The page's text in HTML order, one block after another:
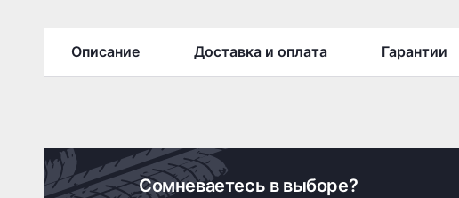
Описание Доставка и оплата Гарантии
Сомневаетесь в выборе?